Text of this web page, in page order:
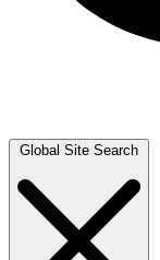
Global Site Search